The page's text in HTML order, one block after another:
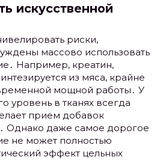
искусственной
риски,
массово использовать
Например, креатин,
из мяса, крайне
мощной работы․ У
уровень в тканях всегда
прием добавок
Однако даже самое дорогое
не может полностью
эффект цельных